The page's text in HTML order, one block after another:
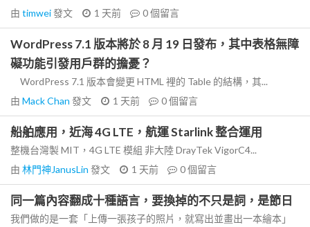
由 timwei發文 1 天前 0個留言
WordPress 7.1 版本將於 8 月 19 日發布，其中表格無障
礙功能引發用戶群的擔憂？
WordPress 7.1 版本會變更 HTML 裡的 Table 的結構，其...
由 Mack Chan 發文 1 天前 0個留言
船舶應用，近海 4G LTE，航運 Starlink 整合運用
整機台灣製 MIT，4G LTE 模組 非大陸 DrayTek VigorC4...
由 林門神JanusLin 發文 1 天前 0個留言
同一篇內容翻成十種語言，要換掉的不只是詞，是節日
我們做的是一套「上傳一張孩子的照片，就寫出並畫出一本繪本」